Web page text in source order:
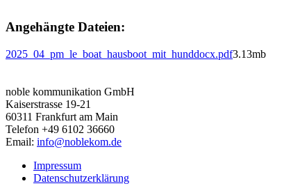
Angehängte Dateien:
2025_04_pm_le_boat_hausboot_mit_hunddocx.pdf3.13mb
noble kommunikation GmbH
Kaiserstrasse 19-21
60311 Frankfurt am Main
Telefon +49 6102 36660
Email: info@noblekom.de
Impressum
Datenschutzerklärung